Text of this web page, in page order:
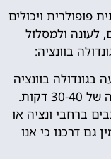
פופולרית ויכולים
ולמסלול
בוונציה:
בגונדולה בוונציה
יכולה לנוע בין כ-80 ל-120 יורו לנסיעה של 30-40 דקות.
ברחבי ונציה או
גם דרכנו כי אנו